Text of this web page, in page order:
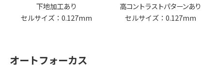
下地加工あり
セルサイズ：0.127mm
高コントラストパターンあり
セルサイズ：0.127mm
オートフォーカス